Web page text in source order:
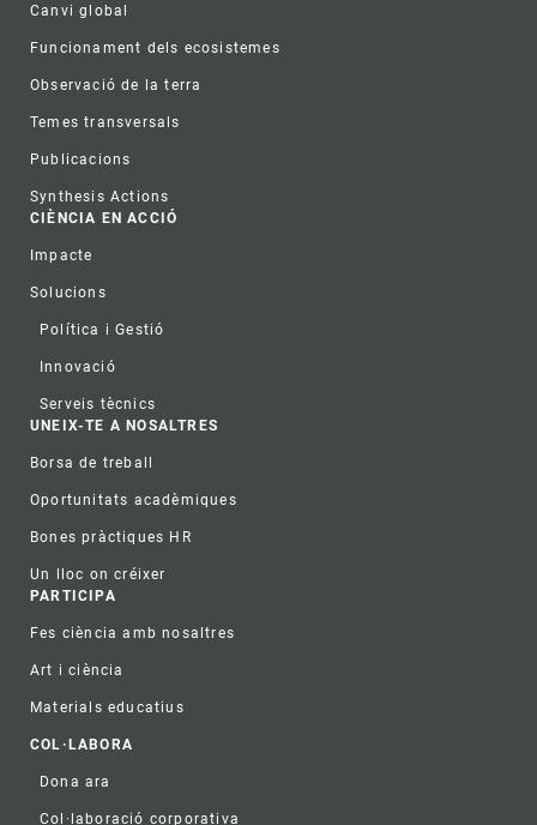
Canvi global
Funcionament dels ecosistemes
Observació de la terra
Temes transversals
Publicacions
Synthesis Actions
CIÈNCIA EN ACCIÓ
Impacte
Solucions
Política i Gestió
Innovació
Serveis tècnics
UNEIX-TE A NOSALTRES
Borsa de treball
Oportunitats acadèmiques
Bones pràctiques HR
Un lloc on créixer
PARTICIPA
Fes ciència amb nosaltres
Art i ciència
Materials educatius
COL·LABORA
Dona ara
Col·laboració corporativa